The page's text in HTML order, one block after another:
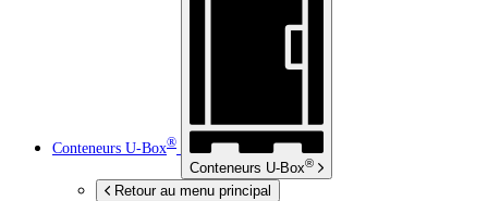
Conteneurs U-Box®
Conteneurs U-Box®
Retour au menu principal